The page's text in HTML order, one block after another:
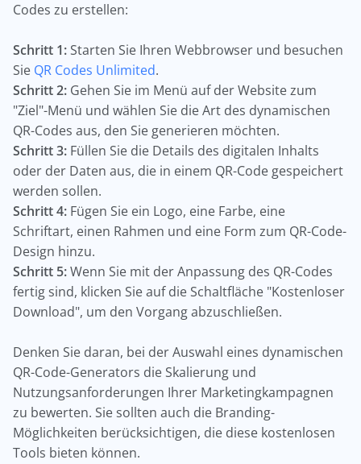
Codes zu erstellen:
Schritt 1: Starten Sie Ihren Webbrowser und besuchen
Sie QR Codes Unlimited.
Schritt 2: Gehen Sie im Menü auf der Website zum
"Ziel"-Menü und wählen Sie die Art des dynamischen
QR-Codes aus, den Sie generieren möchten.
Schritt 3: Füllen Sie die Details des digitalen Inhalts
oder der Daten aus, die in einem QR-Code gespeichert
werden sollen.
Schritt 4: Fügen Sie ein Logo, eine Farbe, eine
Schriftart, einen Rahmen und eine Form zum QR-Code-
Design hinzu.
Schritt 5:Wenn Sie mit der Anpassung des QR-Codes
fertig sind, klicken Sie auf die Schaltfläche "Kostenloser
Download", um den Vorgang abzuschließen.
Denken Sie daran, bei der Auswahl eines dynamischen
QR-Code-Generators die Skalierung und
Nutzungsanforderungen Ihrer Marketingkampagnen
zu bewerten. Sie sollten auch die Branding-
Möglichkeiten berücksichtigen, die diese kostenlosen
Tools bieten können.